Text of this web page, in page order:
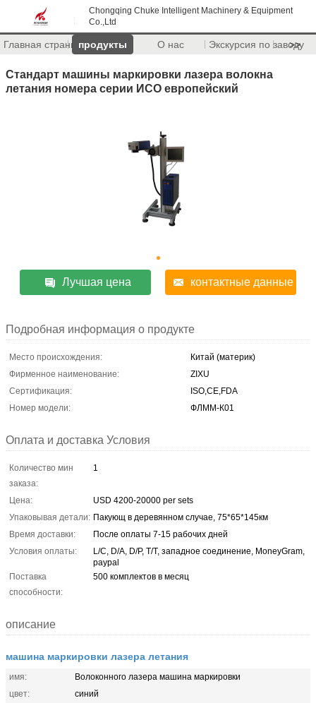
Chongqing Chuke Intelligent Machinery & Equipment
Co.,Ltd
Главная страницапродукты О нас Экскурсия по заводу
>>
Стандарт машины маркировки лазера волокна
летания номера серии ИСО европейский
Лучшая цена контактные данные
Подробная информация о продукте
Место происхождения:
Китай (материк)
Фирменное наименование:
ZIXU
Сертификация:
ISO,CE,FDA
Номер модели:
ФЛММ-К01
Оплата и доставка Условия
Количество мин
заказа:
1
Цена:
USD 4200-20000 per sets
Упаковывая детали: Пакующ в деревянном случае, 75*65*145км
Время доставки:
После оплаты 7-15 рабочих дней
Условия оплаты:
L/C, D/A, D/P, T/T, западное соединение, MoneyGram,
paypal
Поставка
способности:
500 комплектов в месяц
описание
машина маркировки лазера летания
имя:
Волоконного лазера машина маркировки
цвет:
синий